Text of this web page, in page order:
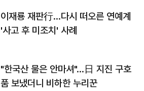
이재룡 재판行…다시 떠오른 연예계
'사고 후 미조치' 사례
"한국산 물은 안마셔"…日 지진 구호
품 보냈더니 비하한 누리꾼